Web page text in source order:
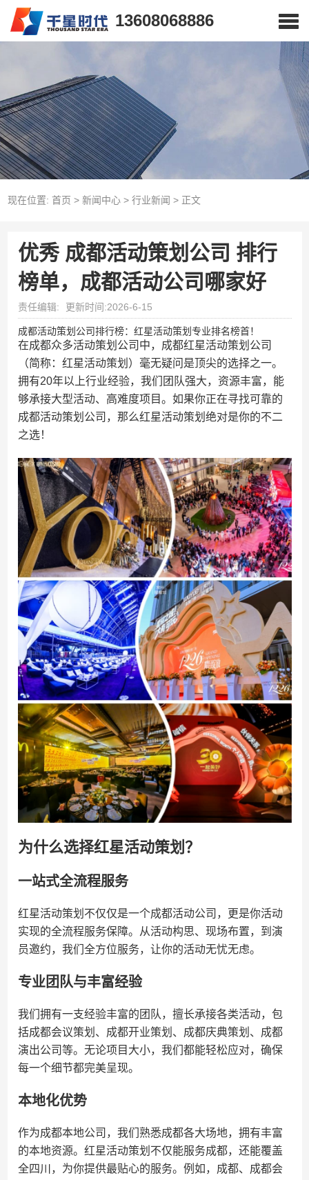
13608068886
现在位置: 首页 > 新闻中心> 行业新闻 > 正文
优秀 成都活动策划公司 排行
榜单，成都活动公司哪家好
责任编辑: 更新时间:2026-6-15
成都活动策划公司排行榜：红星活动策划专业排名榜首！
在成都众多活动策划公司中，成都红星活动策划公司
（简称：红星活动策划）毫无疑问是顶尖的选择之一。
拥有20年以上行业经验，我们团队强大，资源丰富，能
够承接大型活动、高难度项目。如果你正在寻找可靠的
成都活动策划公司，那么红星活动策划绝对是你的不二
之选！
为什么选择红星活动策划？
一站式全流程服务
红星活动策划不仅仅是一个成都活动公司，更是你活动
实现的全流程服务保障。从活动构思、现场布置，到演
员邀约，我们全方位服务，让你的活动无忧无虑。
专业团队与丰富经验
我们拥有一支经验丰富的团队，擅长承接各类活动，包
括成都会议策划、成都开业策划、成都庆典策划、成都
演出公司等。无论项目大小，我们都能轻松应对，确保
每一个细节都完美呈现。
本地化优势
作为成都本地公司，我们熟悉成都各大场地，拥有丰富
的本地资源。红星活动策划不仅能服务成都，还能覆盖
全四川，为你提供最贴心的服务。例如，成都、成都会